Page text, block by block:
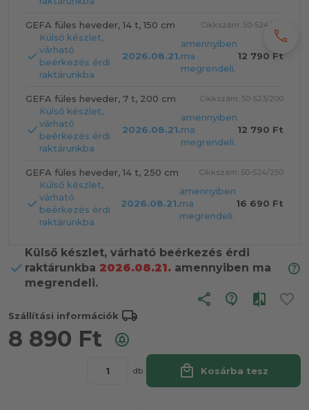
GEFA füles heveder, 14 t, 150 cm Cikkszám: 50-524/150
Külső készlet,
várható
beérkezés érdi
raktárunkba
2026.08.21.
amennyiben
ma
megrendeli.
12 790 Ft
GEFA füles heveder, 7 t, 200 cm Cikkszám: 50-523/200
Külső készlet,
várható
beérkezés érdi
raktárunkba
2026.08.21.
amennyiben
ma
megrendeli.
12 790 Ft
GEFA füles heveder, 14 t, 250 cm Cikkszám: 50-524/250
Külső készlet,
várható
beérkezés érdi
raktárunkba
2026.08.21.
amennyiben
ma
megrendeli.
16 690 Ft
Külső készlet, várható beérkezés érdi
raktárunkba 2026.08.21. amennyiben ma
megrendeli.
share
Szállítási információk local_shipping
8 890 Ft
db local_mall Kosárba tesz
call